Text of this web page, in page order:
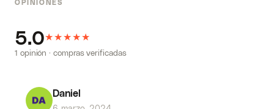
más de 10 años. En esta oferta te revela uno
contenido efectivo en redes sociales.
OPINIONES
5.0★★★★★
1 opinión · compras verificadas
Daniel